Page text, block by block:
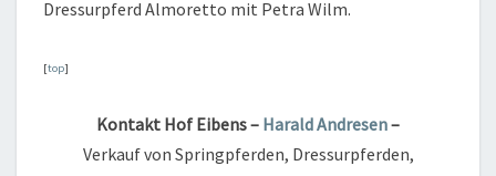
Dressurpferd Almoretto mit Petra Wilm.
[top]
Kontakt Hof Eibens – Harald Andresen–
Verkauf von Springpferden, Dressurpferden,